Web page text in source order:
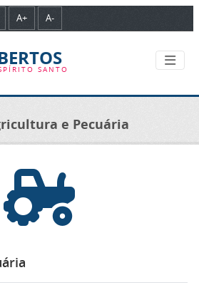
A+ A-
SANTO
e Pecuária